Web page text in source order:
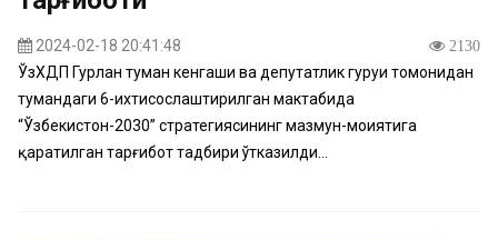
2024-02-18 20:41:48 2130
ЎзХДП Гурлан туман кенгаши ва депутатлик гуруҳи томонидан
тумандаги 6-ихтисослаштирилган мактабида
“Ўзбекистон-2030” стратегиясининг мазмун-моҳиятига
қаратилган тарғибот тадбири ўтказилди...